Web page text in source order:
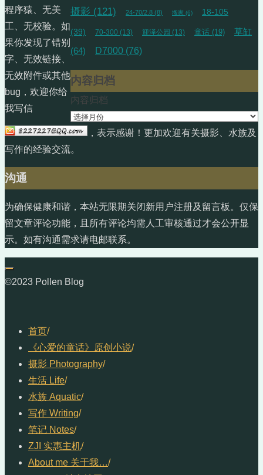
摄影 (121) 24-70/2.8 (8) 搬家 (6) 18-105
(39) 70-300 (13) 迎泽公园 (13) 童话 (19)
草缸
(64)
D7000 (76)
内容归档
内容归档
程序猿、无美
工、无校验。如
果你发现了错别
字、无效链接、
无效附件或其他
bug，欢迎你给
我写信
，表示感谢！更加欢迎有关摄影、水族及
写作的经验交流。
沟通
为确保健康和谐，本站无限期关闭新用户注册及留言板。仅保
留文章评论功能，且所有评论均需人工审核通过才会公开显
示。如有沟通需求请电邮联系。
©2023 Pollen Blog
首页/
《心爱的童话》原创小说/
摄影 Photography/
生活 Life/
水族 Aquatic/
写作 Writing/
笔记 Notes/
ZJI 实惠主机/
About me 关于我…/